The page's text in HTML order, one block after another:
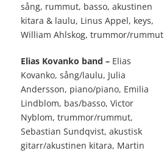
sång, rummut, basso, akustinen
kitara & laulu, Linus Appel, keys,
William Ahlskog, trummor/rummut
Elias Kovanko band – Elias
Kovanko, sång/laulu, Julia
Andersson, piano/piano, Emilia
Lindblom, bas/basso, Victor
Nyblom, trummor/rummut,
Sebastian Sundqvist, akustisk
gitarr/akustinen kitara, Martin